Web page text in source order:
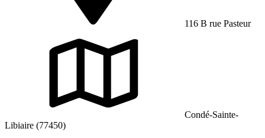
116 B rue Pasteur
Condé-Sainte-
Libiaire (77450)